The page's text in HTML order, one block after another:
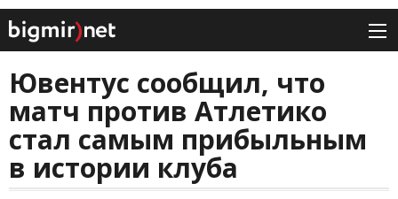
Ювентус сообщил, что
матч против Атлетико
стал самым прибыльным
в истории клуба